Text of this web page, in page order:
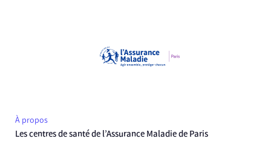
À propos
Les centres de santé de l’Assurance Maladie de Paris